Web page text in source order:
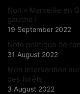
Non « Marseille en
gauche !
19 September 2022
Note politique de
31 August 2022
Mon intervention
des forêts
3 August 2022